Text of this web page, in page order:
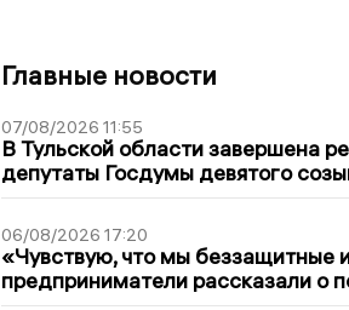
Главные новости
07/08/2026 11:55
В Тульской области завершена
депутаты Госдумы девятого
06/08/2026 17:20
«Чувствую, что мы беззащитные
предприниматели рассказали о